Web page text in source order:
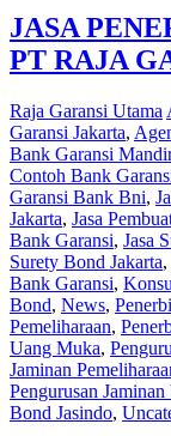
JASA
PT RAJA
Raja Garansi Utama
Garansi Jakarta,
Bank Garansi
Contoh Bank
Garansi Bank Bni,
Jakarta, Jasa
Bank Garansi, Jasa
Surety Bond Jakarta,
Bank Garansi,
Bond, News,
Pemeliharaan,
Uang Muka,
Jaminan
Pengurusan
Bond Jasindo,